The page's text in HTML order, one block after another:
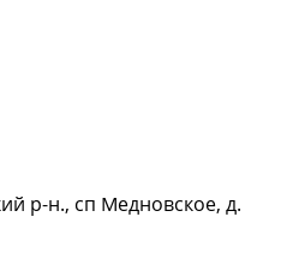
р-н., сп Медновское, д.